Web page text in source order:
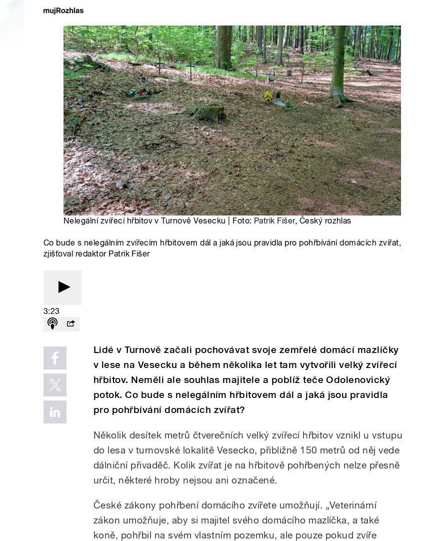
Nelegální zvířecí hřbitov v Turnově Vesecku | Foto: Patrik Fišer, Český rozhlas
Co bude s nelegálním zvířecím hřbitovem dál a jaká jsou pravidla pro pohřbívání domácích zvířat,
zjišťoval redaktor Patrik Fišer
3:23
Lidé v Turnově začali pochovávat svoje zemřelé domácí mazlíčky
v lese na Vesecku a během několika let tam vytvořili velký zvířecí
hřbitov. Neměli ale souhlas majitele a poblíž teče Odolenovický
potok. Co bude s nelegálním hřbitovem dál a jaká jsou pravidla
pro pohřbívání domácích zvířat?
Několik desítek metrů čtverečních velký zvířecí hřbitov vznikl u vstupu
do lesa v turnovské lokalitě Vesecko, přibližně 150 metrů od něj vede
dálniční přivaděč. Kolik zvířat je na hřbitově pohřbených nelze přesně
určit, některé hroby nejsou ani označené.
České zákony pohřbení domácího zvířete umožňují. „Veterinární
zákon umožňuje, aby si majitel svého domácího mazlíčka, a také
koně, pohřbil na svém vlastním pozemku, ale pouze pokud zvíře